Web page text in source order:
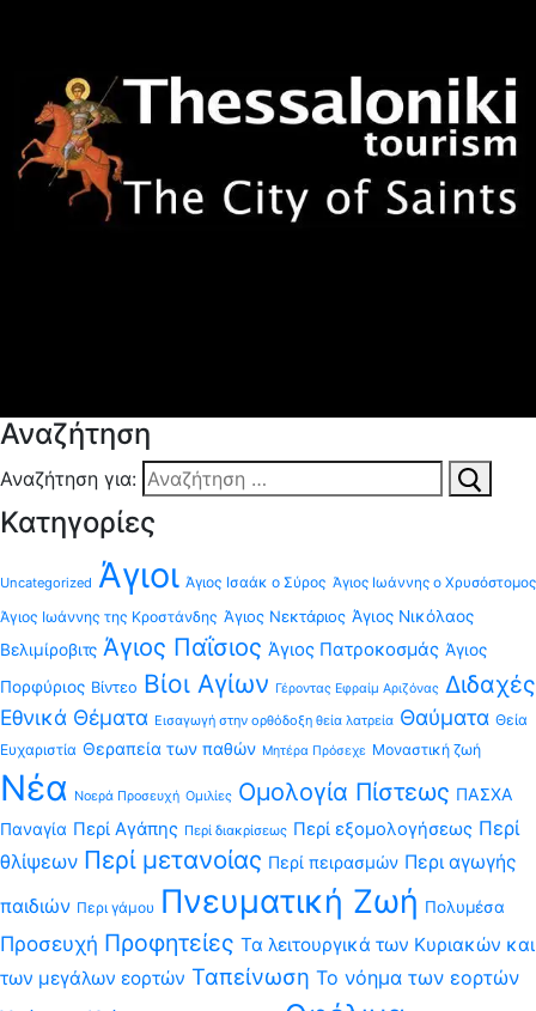
Αναζήτηση
Αναζήτηση για:
Κατηγορίες
Uncategorized Άγιοι Άγιος Ισαάκ ο Σύρος Άγιος Ιωάννης ο Χρυσόστομος
Άγιος Ιωάννης της Κροστάνδης Άγιος Νεκτάριος Άγιος Νικόλαος
Βελιμίροβιτς Άγιος Παΐσιος Άγιος Πατροκοσμάς Άγιος
Πορφύριος Βίντεο Βίοι Αγίων Γέροντας Εφραίμ Αριζόνας Διδαχές
Εθνικά Θέματα Εισαγωγή στην ορθόδοξη θεία λατρεία Θαύματα Θεία
Ευχαριστία Θεραπεία των παθών Μητέρα Πρόσεχε Μοναστική ζωή
Νέα Νοερά Προσευχή Ομιλίες Ομολογία Πίστεως ΠΑΣΧΑ
Παναγία Περί Αγάπης Περί διακρίσεως Περί εξομολογήσεως Περί
θλίψεων Περί μετανοίας Περί πειρασμών Περι αγωγής
παιδιών Περι γάμου Πνευματική Ζωή Πολυμέσα
Προσευχή Προφητείες Τα λειτουργικά των Κυριακών και
των μεγάλων εορτών Ταπείνωση Το νόημα των εορτών